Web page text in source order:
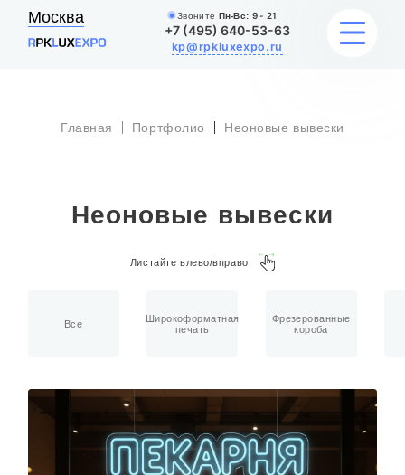
Москва Звоните Пн-Вс: 9 - 21
+7 (495) 640-53-63
kp@rpkluxexpo.ru
ЦЕНЫ
НАШИ РАБОТЫ
О КОМПАНИИ
Главная Портфолио Неоновые вывески
Неоновые вывески
Листайте влево/вправо
Все
Широкоформатная
печать
Фрезерованные
короба